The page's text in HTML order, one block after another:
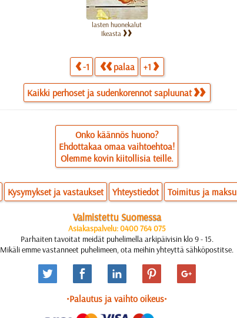
lasten huonekalut
Ikeasta
-1 palaa +1
Kaikki perhoset ja sudenkorennot sapluunat
Onko käännös huono?
Ehdottakaa omaa vaihtoehtoa!
Olemme kovin kiitollisia teille.
Kysymykset ja vastaukset Yhteystiedot Toimitus ja maksu
Valmistettu Suomessa
Asiakaspalvelu: 0400 764 075
Parhaiten tavoitat meidät puhelimella arkipäivisin klo 9 - 15.
Mikäli emme vastanneet puhelimeen, ota meihin yhteyttä sähköpostitse.
•Palautus ja vaihto oikeus•